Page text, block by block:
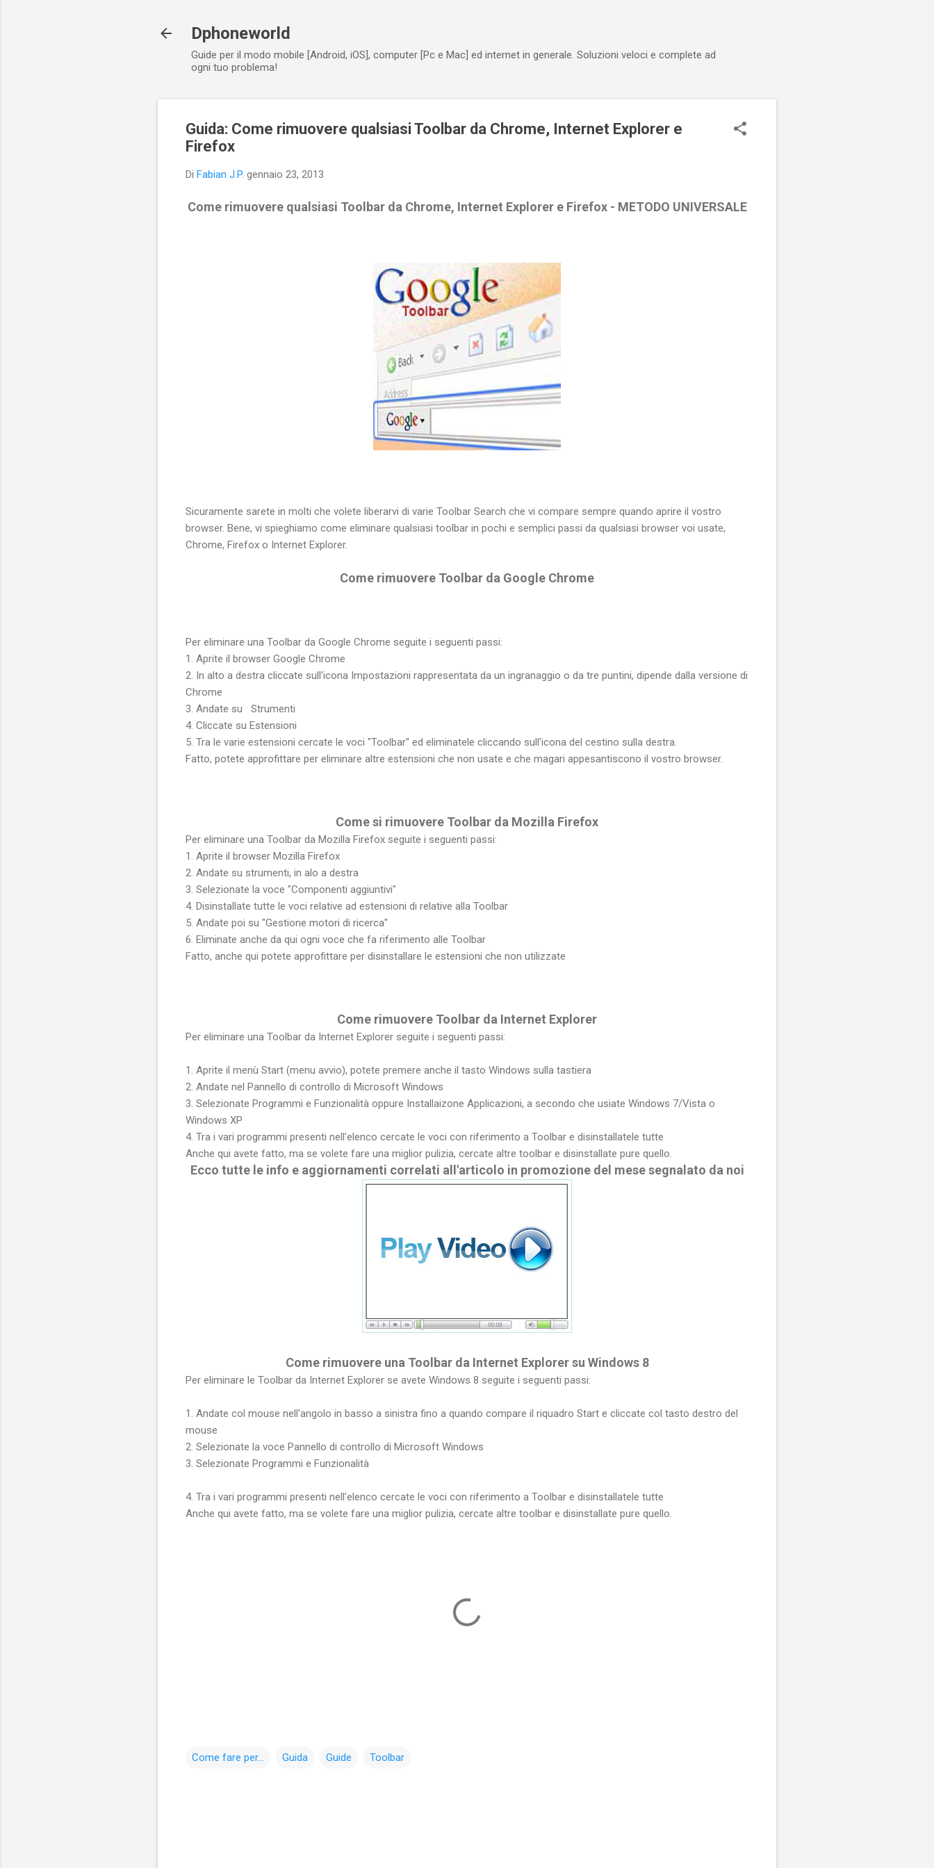
Dphoneworld
Guide per il modo mobile [Android, iOS], computer [Pc e Mac] ed internet in generale. Soluzioni veloci e complete ad
ogni tuo problema!
Guida: Come rimuovere qualsiasi Toolbar da Chrome, Internet Explorer e
Firefox
Di Fabian J.P. gennaio 23, 2013
Come rimuovere qualsiasi Toolbar da Chrome, Internet Explorer e Firefox - METODO UNIVERSALE
Sicuramente sarete in molti che volete liberarvi di varie Toolbar Search che vi compare sempre quando aprire il vostro
browser. Bene, vi spieghiamo come eliminare qualsiasi toolbar in pochi e semplici passi da qualsiasi browser voi usate,
Chrome, Firefox o Internet Explorer.
Come rimuovere Toolbar da Google Chrome
Per eliminare una Toolbar da Google Chrome seguite i seguenti passi:
1. Aprite il browser Google Chrome
2. In alto a destra cliccate sull'icona Impostazioni rappresentata da un ingranaggio o da tre puntini, dipende dalla versione di
Chrome
3. Andate su Strumenti
4. Cliccate su Estensioni
5. Tra le varie estensioni cercate le voci "Toolbar" ed eliminatele cliccando sull'icona del cestino sulla destra.
Fatto, potete approfittare per eliminare altre estensioni che non usate e che magari appesantiscono il vostro browser.
Come si rimuovere Toolbar da Mozilla Firefox
Per eliminare una Toolbar da Mozilla Firefox seguite i seguenti passi:
1. Aprite il browser Mozilla Firefox
2. Andate su strumenti, in alo a destra
3. Selezionate la voce "Componenti aggiuntivi"
4. Disinstallate tutte le voci relative ad estensioni di relative alla Toolbar
5. Andate poi su "Gestione motori di ricerca"
6. Eliminate anche da qui ogni voce che fa riferimento alle Toolbar
Fatto, anche qui potete approfittare per disinstallare le estensioni che non utilizzate
Come rimuovere Toolbar da Internet Explorer
Per eliminare una Toolbar da Internet Explorer seguite i seguenti passi:
1. Aprite il menù Start (menu avvio), potete premere anche il tasto Windows sulla tastiera
2. Andate nel Pannello di controllo di Microsoft Windows
3. Selezionate Programmi e Funzionalità oppure Installaizone Applicazioni, a secondo che usiate Windows 7/Vista o
Windows XP
4. Tra i vari programmi presenti nell'elenco cercate le voci con riferimento a Toolbar e disinstallatele tutte
Anche qui avete fatto, ma se volete fare una miglior pulizia, cercate altre toolbar e disinstallate pure quello.
Ecco tutte le info e aggiornamenti correlati all'articolo in promozione del mese segnalato da noi
Come rimuovere una Toolbar da Internet Explorer su Windows 8
Per eliminare le Toolbar da Internet Explorer se avete Windows 8 seguite i seguenti passi:
1. Andate col mouse nell'angolo in basso a sinistra fino a quando compare il riquadro Start e cliccate col tasto destro del
mouse
2. Selezionate la voce Pannello di controllo di Microsoft Windows
3. Selezionate Programmi e Funzionalità
4. Tra i vari programmi presenti nell'elenco cercate le voci con riferimento a Toolbar e disinstallatele tutte
Anche qui avete fatto, ma se volete fare una miglior pulizia, cercate altre toolbar e disinstallate pure quello.
Come fare per... Guida Guide Toolbar